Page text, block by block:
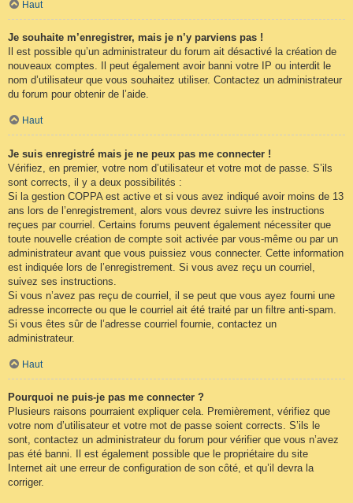
Haut
Je souhaite m’enregistrer, mais je n’y parviens pas !
Il est possible qu’un administrateur du forum ait désactivé la création de
nouveaux comptes. Il peut également avoir banni votre IP ou interdit le
nom d’utilisateur que vous souhaitez utiliser. Contactez un administrateur
du forum pour obtenir de l’aide.
Haut
Je suis enregistré mais je ne peux pas me connecter !
Vérifiez, en premier, votre nom d’utilisateur et votre mot de passe. S’ils
sont corrects, il y a deux possibilités :
Si la gestion COPPA est active et si vous avez indiqué avoir moins de 13
ans lors de l’enregistrement, alors vous devrez suivre les instructions
reçues par courriel. Certains forums peuvent également nécessiter que
toute nouvelle création de compte soit activée par vous-même ou par un
administrateur avant que vous puissiez vous connecter. Cette information
est indiquée lors de l’enregistrement. Si vous avez reçu un courriel,
suivez ses instructions.
Si vous n’avez pas reçu de courriel, il se peut que vous ayez fourni une
adresse incorrecte ou que le courriel ait été traité par un filtre anti-spam.
Si vous êtes sûr de l’adresse courriel fournie, contactez un
administrateur.
Haut
Pourquoi ne puis-je pas me connecter ?
Plusieurs raisons pourraient expliquer cela. Premièrement, vérifiez que
votre nom d’utilisateur et votre mot de passe soient corrects. S’ils le
sont, contactez un administrateur du forum pour vérifier que vous n’avez
pas été banni. Il est également possible que le propriétaire du site
Internet ait une erreur de configuration de son côté, et qu’il devra la
corriger.